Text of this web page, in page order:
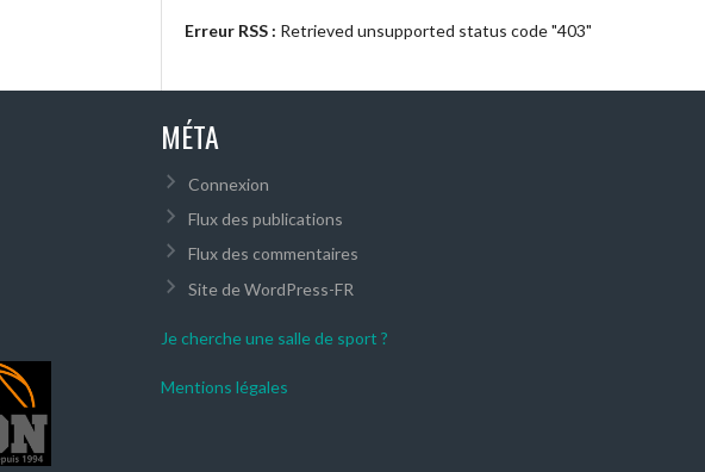
Erreur RSS : Retrieved unsupported status code "403"
MÉTA
Connexion
Flux des publications
Flux des commentaires
Site de WordPress-FR
Je cherche une salle de sport ?
Mentions légales